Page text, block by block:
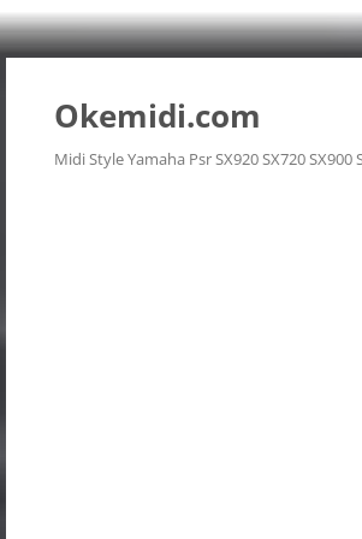
Langsung
Okemidi.com
Midi Style Yamaha Psr SX920 SX720 SX900